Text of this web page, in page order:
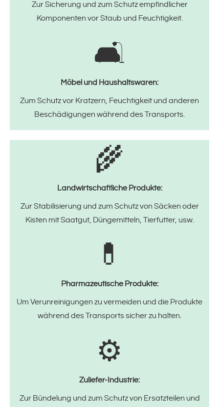
Zur Sicherung und zum Schutz empfindlicher
Komponenten vor Staub und Feuchtigkeit.
🛋️
Möbel und Haushaltswaren:
Zum Schutz vor Kratzern, Feuchtigkeit und anderen
Beschädigungen während des Transports.
🌾
Landwirtschaftliche Produkte:
Zur Stabilisierung und zum Schutz von Säcken oder
Kisten mit Saatgut, Düngemitteln, Tierfutter, usw.
💊
Pharmazeutische Produkte:
Um Verunreinigungen zu vermeiden und die Produkte
während des Transports sicher zu halten.
⚙️
Zuliefer-Industrie:
Zur Bündelung und zum Schutz von Ersatzteilen und